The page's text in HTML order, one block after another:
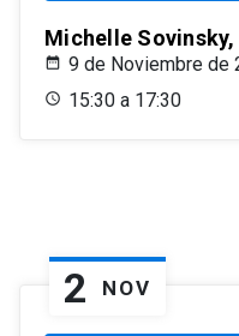
Michelle
9 de Noviembre de
15:30 a 17:30
2 NOV